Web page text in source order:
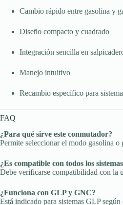
Cambio rápido entre gasolina y
Diseño compacto y cuadrado
Integración sencilla en
Manejo intuitivo
Recambio específico para
FAQ
¿Para qué sirve este conmutador?
Permite seleccionar el modo gasolina o
¿Es compatible con todos los
Debe verificarse compatibilidad con la
¿Funciona con GLP y GNC?
Está indicado para sistemas GLP